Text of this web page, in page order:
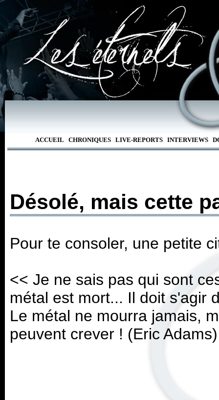
ACCUEIL CHRONIQUES LIVE-REPORTS INTERVIEWS
Désolé, mais cette
Pour te consoler, une petite
<< Je ne sais pas qui sont
métal est mort... Il doit s'agir
Le métal ne mourra jamais,
peuvent crever ! (Eric